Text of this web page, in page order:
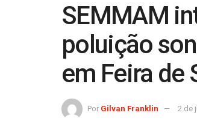
SEMMAM
poluição
em Feira de
Por Gilvan Franklin 2 de